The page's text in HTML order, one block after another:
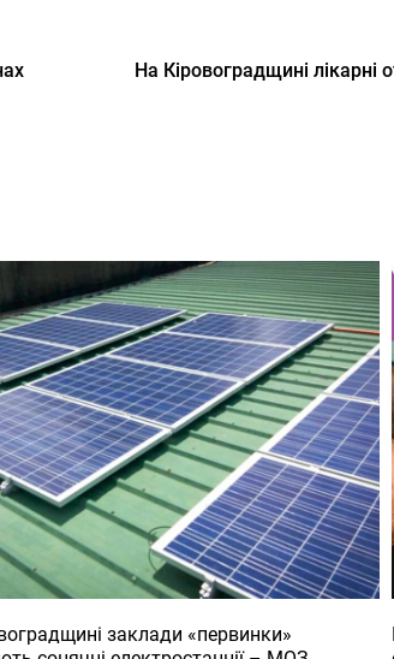
На Кіровоградщині лікарні
заклади «первинки»